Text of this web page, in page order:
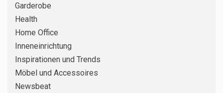
Garderobe
Health
Home Office
Inneneinrichtung
Inspirationen und Trends
Möbel und Accessoires
Newsbeat
3
Schritt für Schritt zu dichten
Fugen ohne Schimmel